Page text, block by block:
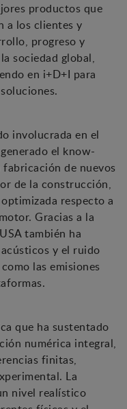
productos que
a los clientes y
progreso y
sociedad global,
en i+D+I para
involucrada en el
el know-
de nuevos
de la construcción,
respecto a
Gracias a la
también ha
y el ruido
las emisiones
que ha sustentado
numérica integral,
finitas,
La
nivel realístico